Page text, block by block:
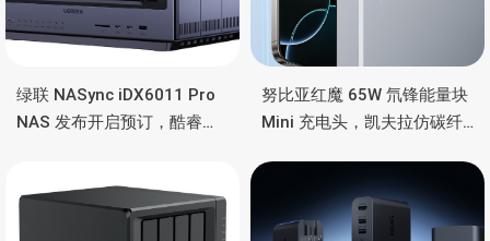
绿联 NASync iDX6011 Pro
NAS 发布开启预订，酷睿
努比亚红魔 65W 氘锋能量块
Mini 充电头，凯夫拉仿碳纤